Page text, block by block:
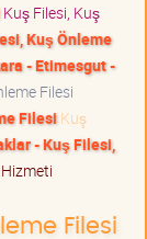
Kuş Filesi, Kuş
Kuş Önleme
- Etimesgut -
Filesi
Filesi Kuş
- Kuş Filesi,
Filesi